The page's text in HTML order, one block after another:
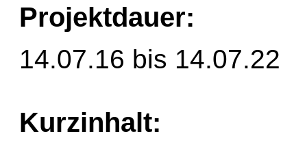
Projektdauer:
14.07.16 bis 14.07.22
Kurzinhalt: